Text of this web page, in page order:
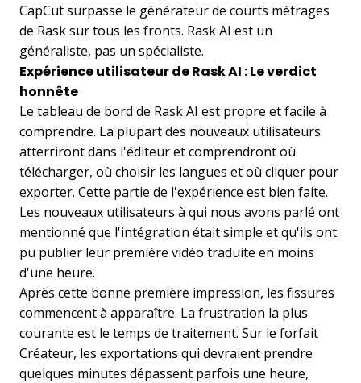
CapCut surpasse le générateur de courts métrages
de Rask sur tous les fronts. Rask AI est un
généraliste, pas un spécialiste.
Expérience utilisateur de Rask AI : Le verdict
honnête
Le tableau de bord de Rask AI est propre et facile à
comprendre. La plupart des nouveaux utilisateurs
atterriront dans l'éditeur et comprendront où
télécharger, où choisir les langues et où cliquer pour
exporter. Cette partie de l'expérience est bien faite.
Les nouveaux utilisateurs à qui nous avons parlé ont
mentionné que l'intégration était simple et qu'ils ont
pu publier leur première vidéo traduite en moins
d'une heure.
Après cette bonne première impression, les fissures
commencent à apparaître. La frustration la plus
courante est le temps de traitement. Sur le forfait
Créateur, les exportations qui devraient prendre
quelques minutes dépassent parfois une heure,